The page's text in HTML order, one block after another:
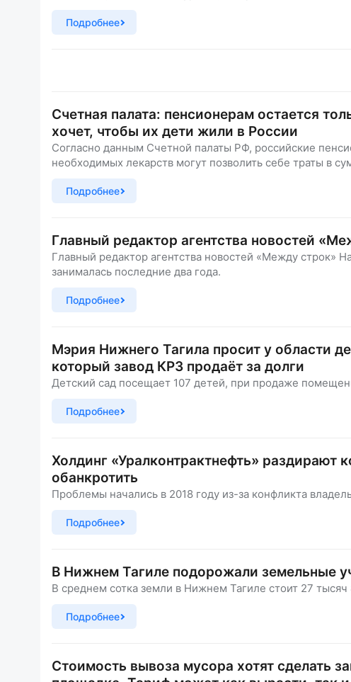
Подробнее
Счетная палата: пенсионерам остается
хочет, чтобы их дети жили в России
Согласно данным Счетной палаты РФ, российские
необходимых лекарств могут позволить себе траты в
Подробнее
Главный редактор агентства новостей
Главный редактор агентства новостей «Между строк»
занималась последние два года.
Подробнее
Мэрия Нижнего Тагила просит у области
который завод КРЗ продаёт за долги
Детский сад посещает 107 детей, при продаже
Подробнее
Холдинг «Уралконтрактнефть» раздирают
обанкротить
Проблемы начались в 2018 году из-за конфликта
Подробнее
В Нижнем Тагиле подорожали земельные
В среднем сотка земли в Нижнем Тагиле стоит 27 тысяч
Подробнее
Стоимость вывоза мусора хотят сделать